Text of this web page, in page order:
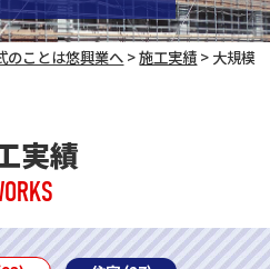
のことは悠興業へ >施工実績 > 大規模
実績